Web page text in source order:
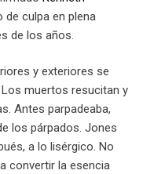
de culpa en plena
de los años.
y exteriores se
muertos resucitan y
Antes parpadeaba,
los párpados. Jones
a lo lisérgico. No
convertir la esencia